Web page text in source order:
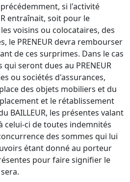
si l'activité
entraînait, soit pour le
voisins ou colocataires, des
le PRENEUR devra rembourser
de ces surprimes. Dans le cas
seront dues au PRENEUR
ou sociétés d'assurances,
des objets mobiliers et du
et le rétablissement
BAILLEUR, les présentes valant
ci de toutes indemnités
des sommes qui lui
étant donné au porteur
pour faire signifier le